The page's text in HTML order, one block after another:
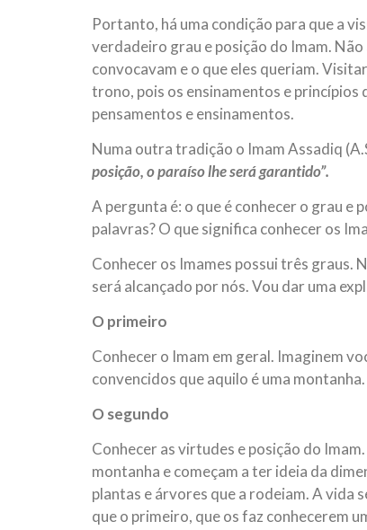
Portanto, há uma condição para que a
verdadeiro grau e posição do Imam.
convocavam e o que eles queriam.
trono, pois os ensinamentos e princípios
pensamentos e ensinamentos.
Numa outra tradição o Imam Assadiq
posição, o paraíso lhe será garantido”.
A pergunta é: o que é conhecer o grau e
palavras? O que significa conhecer os
Conhecer os Imames possui três graus.
será alcançado por nós. Vou dar uma
O primeiro
Conhecer o Imam em geral. Imaginem
convencidos que aquilo é uma montanha.
O segundo
Conhecer as virtudes e posição do
montanha e começam a ter ideia da
plantas e árvores que a rodeiam. A vida
que o primeiro, que os faz conhecerem